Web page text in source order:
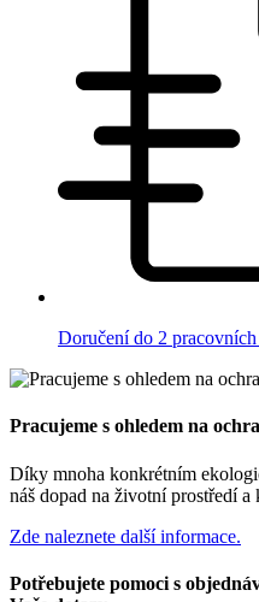
Doručení do 2
Pracujeme s ohledem na
Díky mnoha konkrétním
náš dopad na životní prostředí a
Zde naleznete další informace.
Potřebujete pomoci s